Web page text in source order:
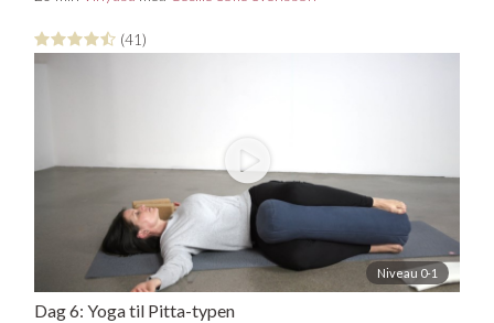
(41)
Niveau 0-1
Dag 6: Yoga til Pitta-typen